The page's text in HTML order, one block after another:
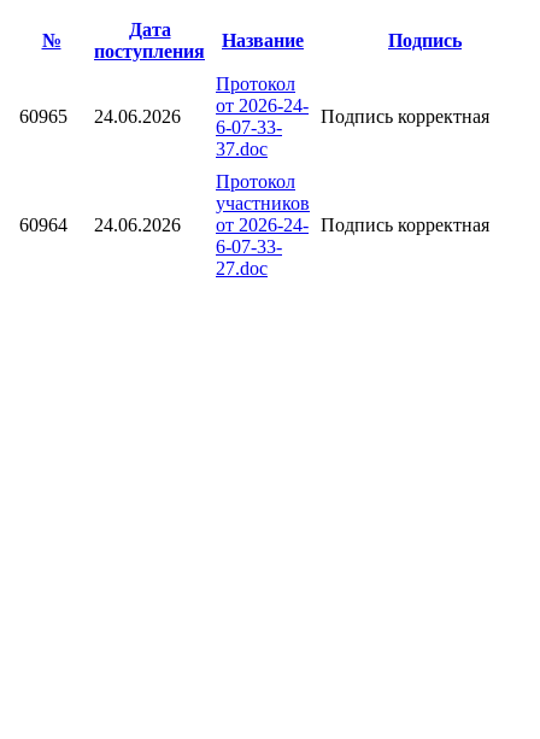
№
Дата
поступления
Название Подпись
60965 24.06.2026
Протокол
от 2026-24-
6-07-33-
37.doc
Подпись корректная
60964 24.06.2026
Протокол
участников
от 2026-24-
6-07-33-
27.doc
Подпись корректная